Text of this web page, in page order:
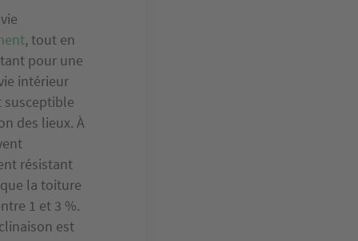
, tout en
pour une
intérieur
susceptible
des lieux. À
résistant
la toiture
1 et 3 %.
est